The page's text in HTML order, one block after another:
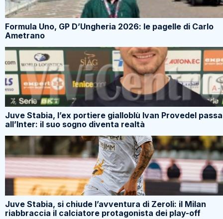
Formula Uno, GP D’Ungheria 2026: le pagelle di Carlo
Ametrano
Juve Stabia, l’ex portiere gialloblù Ivan Provedel passa
all’Inter: il suo sogno diventa realtà
Juve Stabia, si chiude l’avventura di Zeroli: il Milan
riabbraccia il calciatore protagonista dei play-off